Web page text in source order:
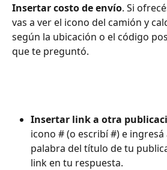
Insertar costo de envío. Si
vas a ver el icono del camión y
según la ubicación o el código
que te preguntó.
Insertar link a otra
icono # (o escribí #) e
palabra del título de tu
link en tu respuesta.